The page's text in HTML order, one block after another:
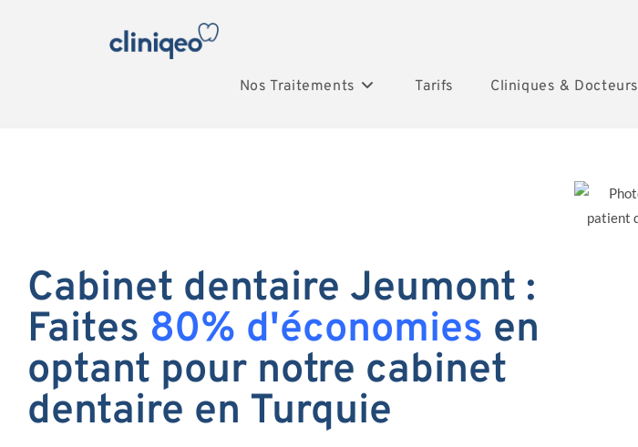
Nos Traitements Tarifs Cliniques & Docteurs
Cabinet dentaire Jeumont :
Faites 80% d'économies en
optant pour notre cabinet
dentaire en Turquie